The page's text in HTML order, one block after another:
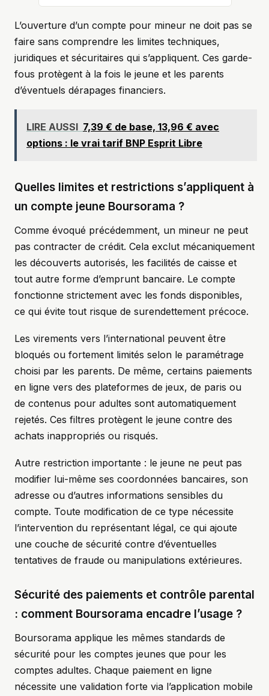
L’ouverture d’un compte pour mineur ne doit pas se
faire sans comprendre les limites techniques,
juridiques et sécuritaires qui s’appliquent. Ces garde-
fous protègent à la fois le jeune et les parents
d’éventuels dérapages financiers.
LIRE AUSSI 7,39 € de base, 13,96 € avec
options : le vrai tarif BNP Esprit Libre
Quelles limites et restrictions s’appliquent à
un compte jeune Boursorama ?
Comme évoqué précédemment, un mineur ne peut
pas contracter de crédit. Cela exclut mécaniquement
les découverts autorisés, les facilités de caisse et
tout autre forme d’emprunt bancaire. Le compte
fonctionne strictement avec les fonds disponibles,
ce qui évite tout risque de surendettement précoce.
Les virements vers l’international peuvent être
bloqués ou fortement limités selon le paramétrage
choisi par les parents. De même, certains paiements
en ligne vers des plateformes de jeux, de paris ou
de contenus pour adultes sont automatiquement
rejetés. Ces filtres protègent le jeune contre des
achats inappropriés ou risqués.
Autre restriction importante : le jeune ne peut pas
modifier lui-même ses coordonnées bancaires, son
adresse ou d’autres informations sensibles du
compte. Toute modification de ce type nécessite
l’intervention du représentant légal, ce qui ajoute
une couche de sécurité contre d’éventuelles
tentatives de fraude ou manipulations extérieures.
Sécurité des paiements et contrôle parental
: comment Boursorama encadre l’usage ?
Boursorama applique les mêmes standards de
sécurité pour les comptes jeunes que pour les
comptes adultes. Chaque paiement en ligne
nécessite une validation forte via l’application mobile